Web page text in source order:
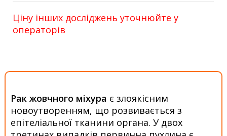
Ціну інших досліджень уточнюйте у
операторів
Рак жовчного міхура є злоякісним
новоутворенням, що розвивається з
епітеліальної тканини органа. У двох